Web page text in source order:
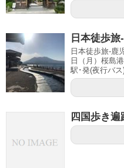
日本徒歩
日本徒歩旅-鹿
日（月）桜島
駅･発(夜行バ
四国歩き遍